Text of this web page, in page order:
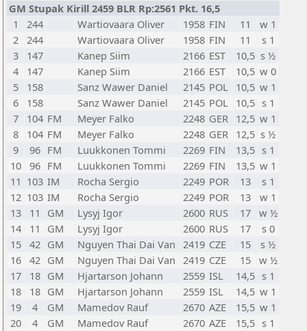
GM Stupak Kirill 2459 BLR Rp:2561 Pkt. 16,5
1
244 Wartiovaara Oliver 1958 FIN 11
w 1
2 244 Wartiovaara Oliver 1958 FIN 11
s 1
3
147 Kanep Siim 2166 EST 10,5 s ½
4
147 Kanep Siim 2166 EST 10,5 w 0
5
158 Sanz Wawer Daniel 2145 POL 10,5 w 1
6
158 Sanz Wawer Daniel 2145 POL 10,5 s 1
7
104 FM Meyer Falko 2248 GER 12,5 w 1
8
104 FM Meyer Falko 2248 GER 12,5 s ½
9
96 FM Luukkonen Tommi 2269 FIN 13,5 s 1
10 96 FM Luukkonen Tommi 2269 FIN 13,5 w 1
11 103 IM Rocha Sergio 2249 POR 13
s 1
12 103 IM Rocha Sergio 2249 POR 13
w 1
13
11 GM Lysyj Igor 2600 RUS 17 w ½
14
11 GM Lysyj Igor 2600 RUS 17
s 0
15 42 GM Nguyen Thai Dai Van 2419 CZE 15
s ½
16 42 GM Nguyen Thai Dai Van 2419 CZE 15 w ½
17
18 GM Hjartarson Johann 2559 ISL 14,5 s 1
18
18 GM Hjartarson Johann 2559 ISL 14,5 w 1
19
4 GM Mamedov Rauf 2670 AZE 15,5 w 1
20
4 GM Mamedov Rauf 2670 AZE 15,5 s 1